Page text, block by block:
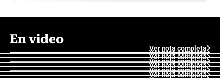
En video
Ver nota completa
Ver nota completa
Ver nota completa
Ver nota completa
Ver nota completa
Ver nota completa
Ver nota completa